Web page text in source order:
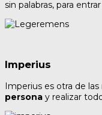
sin palabras, para
Imperius
Imperius es otra de
persona y realizar